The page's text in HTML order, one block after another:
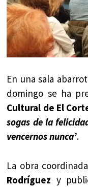
En una sala
domingo se ha
Cultural de El
sogas de la
vencernos nunca’.
La obra
Rodríguez y